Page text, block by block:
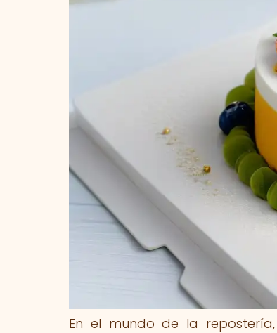
En el mundo de la